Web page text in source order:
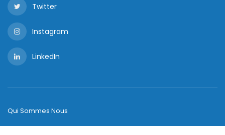
Twitter
Instagram
LinkedIn
Qui Sommes Nous